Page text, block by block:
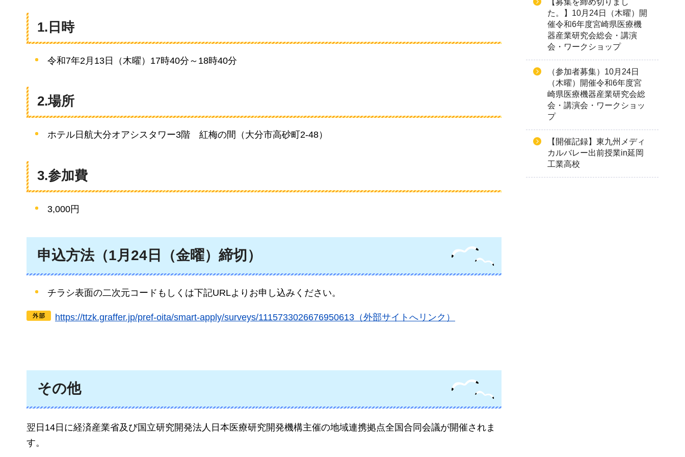
1.日時
令和7年2月13日（木曜）17時40分～18時40分
2.場所
ホテル日航大分オアシスタワー3階 紅梅の間（大分市高砂町2-48）
3.参加費
3,000円
申込方法（1月24日（金曜）締切）
チラシ表面の二次元コードもしくは下記URLよりお申し込みください。
https://ttzk.graffer.jp/pref-oita/smart-apply/surveys/1115733026676950613（外部サイトへリンク）
その他
翌日14日に経済産業省及び国立研究開発法人日本医療研究開発機構主催の地域連携拠点全国合同会議が開催されま
す。
【募集を締め切りまし
た。】10月24日（木曜）開
催令和6年度宮崎県医療機
器産業研究会総会・講演
会・ワークショップ
（参加者募集）10月24日
（木曜）開催令和6年度宮
崎県医療機器産業研究会総
会・講演会・ワークショッ
プ
【開催記録】東九州メディ
カルバレー出前授業in延岡
工業高校